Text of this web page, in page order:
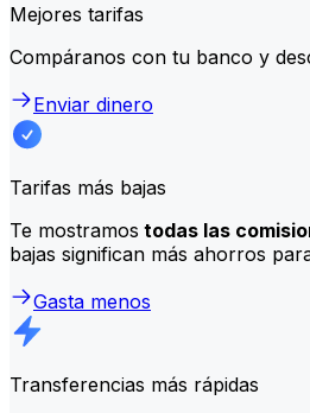
Mejores tarifas
Compáranos con tu banco y
Enviar dinero
Tarifas más bajas
Te mostramos todas las
bajas significan más ahorros
Gasta menos
Transferencias más rápidas